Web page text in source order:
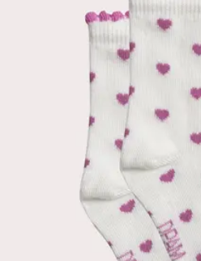
Mode Écoresponsable
Conseils d'Achat
Mode Bébé